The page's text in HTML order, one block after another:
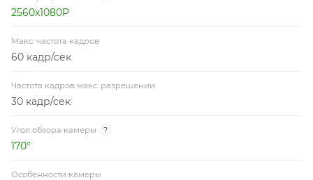
2560x1080P
Макс. частота кадров
60 кадр/сек
Частота кадров макс. разрешении
30 кадр/сек
Угол обзора камеры ?
170°
Особенности камеры